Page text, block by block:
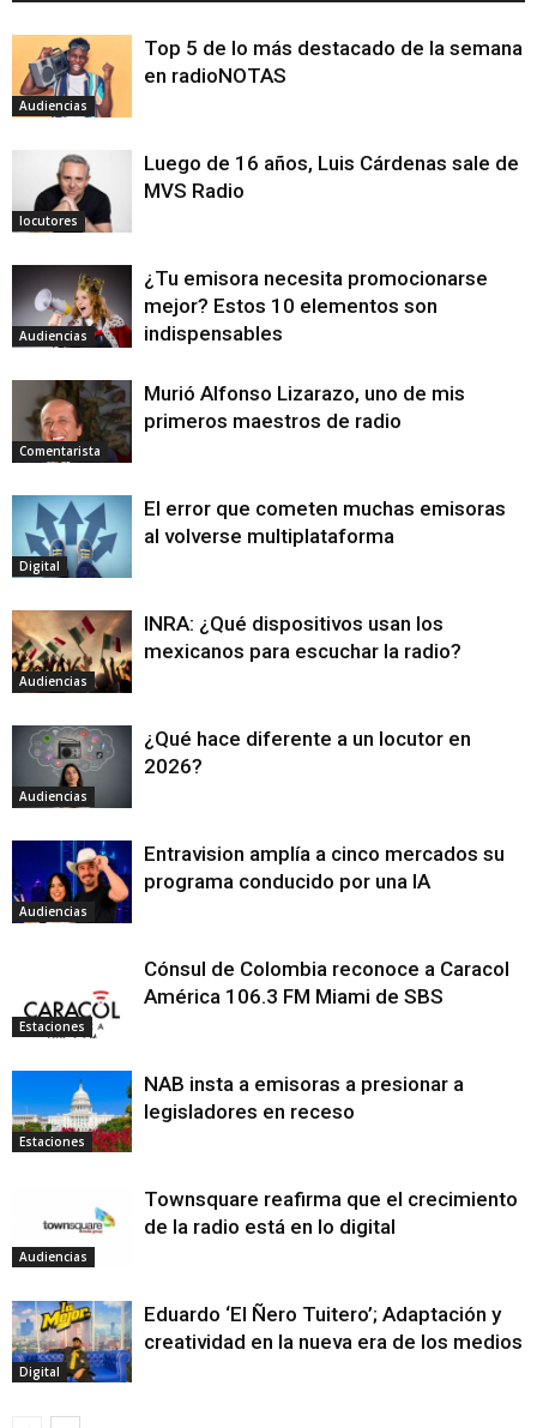
Audiencias
Top 5 de lo más destacado de la semana
en radioNOTAS
locutores
Luego de 16 años, Luis Cárdenas sale de
MVS Radio
Audiencias
¿Tu emisora necesita promocionarse
mejor? Estos 10 elementos son
indispensables
Comentarista
Murió Alfonso Lizarazo, uno de mis
primeros maestros de radio
Digital
El error que cometen muchas emisoras
al volverse multiplataforma
Audiencias
INRA: ¿Qué dispositivos usan los
mexicanos para escuchar la radio?
Audiencias
¿Qué hace diferente a un locutor en
2026?
Audiencias
Entravision amplía a cinco mercados su
programa conducido por una IA
Estaciones
Cónsul de Colombia reconoce a Caracol
América 106.3 FM Miami de SBS
Estaciones
NAB insta a emisoras a presionar a
legisladores en receso
Audiencias
Townsquare reafirma que el crecimiento
de la radio está en lo digital
Digital
Eduardo ‘El Ñero Tuitero’; Adaptación y
creatividad en la nueva era de los medios